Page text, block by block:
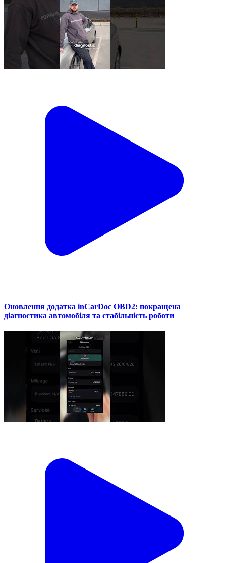
Оновлення додатка inCarDoc OBD2: покращена
діагностика автомобіля та стабільність роботи